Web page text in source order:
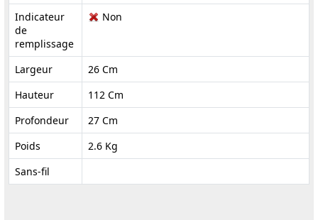
Indicateur
de
remplissage
Non
Largeur
26 Cm
Hauteur
112 Cm
Profondeur
27 Cm
Poids
2.6 Kg
Sans-fil